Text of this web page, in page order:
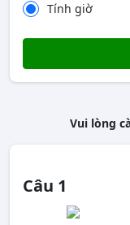
Tính giờ
Vui lòng
Câu 1